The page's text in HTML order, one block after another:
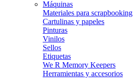
Máquinas
Materiales para scrapbooking
Cartulinas y papeles
Pinturas
Vinilos
Sellos
Etiquetas
We R Memory Keepers
Herramientas y accesorios